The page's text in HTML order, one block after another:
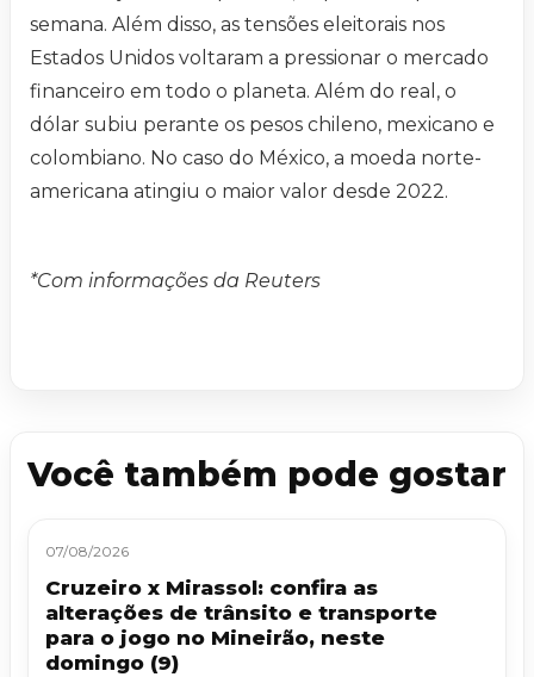
semana. Além disso, as tensões eleitorais nos
Estados Unidos voltaram a pressionar o mercado
financeiro em todo o planeta. Além do real, o
dólar subiu perante os pesos chileno, mexicano e
colombiano. No caso do México, a moeda norte-
americana atingiu o maior valor desde 2022.
*Com informações da Reuters
Você também pode gostar
07/08/2026
Cruzeiro x Mirassol: confira as
alterações de trânsito e transporte
para o jogo no Mineirão, neste
domingo (9)